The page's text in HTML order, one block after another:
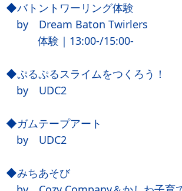
◆バトントワーリング体験
by Dream Baton Twirlers
体験｜13:00-/15:00-
◆ぷるぷるスライムをつくろう！
by UDC2
◆ガムテープアート
by UDC2
◆みちあそび